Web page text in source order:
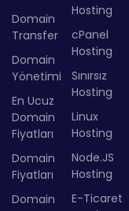
Domain
Transfer
Domain
Yönetimi
En Ucuz
Domain
Fiyatları
Domain
Fiyatları
Domain
Hosting
cPanel
Hosting
Sınırsız
Hosting
Linux
Hosting
Node.JS
Hosting
E-Ticaret